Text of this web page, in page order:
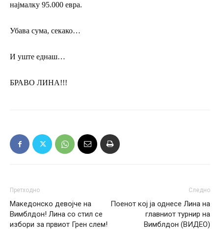
најмалку 95.000 евра.
Убава сума, секако…
И уште еднаш…
БРАВО ЛИНА!!!
Претходно
Македонско девојче на
Вимблдон! Лина со стил се
избори за првиот Грен слем!
Следно
Поенот кој ја однесе Лина на
главниот турнир на
Вимблдон (ВИДЕО)